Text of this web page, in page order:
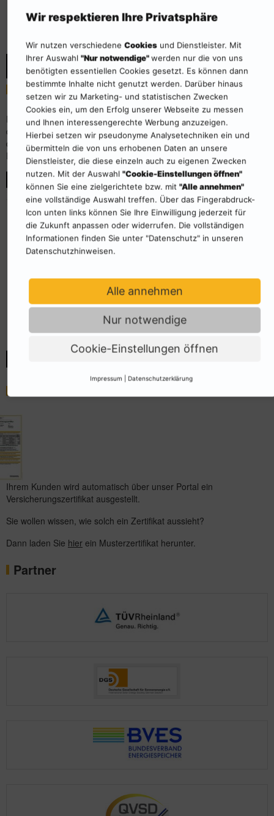
Mehr Informationen Akzeptieren
Powered byUsercentrics Consent Management
Platform
Energieportal Erklärvideos
Dieses Video zeigt Ihnen Step by Step, wie Sie einen Kunden und
dessen Energietechnik neu anlegen. Damit kennen Sie schon einen
der wichtigsten Schritte für die erfolgreiche Nutzung des
Energieportals.
Wir benötigen Ihre Zustimmung, um
den Youtube-Service zu laden!
Wir verwenden einen Service eines Drittanbieters, um
Videoinhalte einzubetten. Dieser Service kann Daten zu
Ihren Aktivitäten sammeln. Bitte lesen Sie die Details
dieses Video anzusehen.
Mehr Informationen Akzeptieren
Powered byUsercentrics Consent Management
Platform
Ihrem Kunden wird automatisch über unser Portal ein
Versicherungszertifikat ausgestellt.
Sie wollen wissen, wie solch ein Zertifikat aussieht?
Dann laden Sie hier ein Musterzertifikat herunter.
Partner
Wir respektieren Ihre Privatsphäre
Wir nutzen verschiedene Cookiesund Dienstleister. Mit
Ihrer Auswahl "Nur notwendige"werden nur die von uns
benötigten essentiellen Cookies gesetzt. Es können dann
bestimmte Inhalte nicht genutzt werden. Darüber hinaus
setzen wir zu Marketing- und statistischen Zwecken
Cookies ein, um den Erfolg unserer Webseite zu messen
und Ihnen interessengerechte Werbung anzuzeigen.
Hierbei setzen wir pseudonyme Analysetechniken ein und
übermitteln die von uns erhobenen Daten an unsere
Dienstleister, die diese einzeln auch zu eigenen Zwecken
nutzen. Mit der Auswahl "Cookie-Einstellungen öffnen"
können Sie eine zielgerichtete bzw. mit "Alle annehmen"
eine vollständige Auswahl treffen. Über das Fingerabdruck-
Icon unten links können Sie Ihre Einwilligung jederzeit für
die Zukunft anpassen oder widerrufen. Die vollständigen
Informationen finden Sie unter "Datenschutz" in unseren
Datenschutzhinweisen.
Alle annehmen
Nur notwendige
Cookie-Einstellungen öffnen
Impressum Datenschutzerklärung